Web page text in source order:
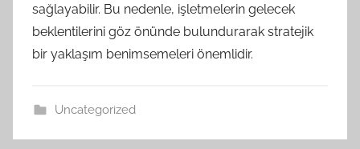
sağlayabilir. Bu nedenle, işletmelerin gelecek
beklentilerini göz önünde bulundurarak stratejik
bir yaklaşım benimsemeleri önemlidir.
Uncategorized